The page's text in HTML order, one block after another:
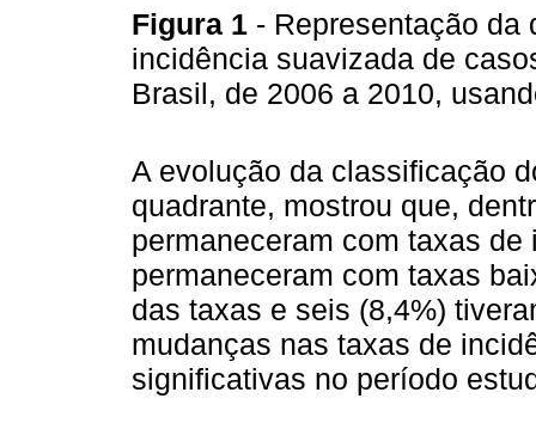
Figura 1 - Representação da
incidência suavizada de
Brasil, de 2006 a 2010,
A evolução da classificação
quadrante, mostrou que,
permaneceram com taxas
permaneceram com taxas
das taxas e seis (8,4%)
mudanças nas taxas de
significativas no período